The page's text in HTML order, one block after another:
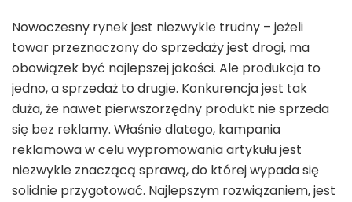
Nowoczesny rynek jest niezwykle trudny – jeżeli
towar przeznaczony do sprzedaży jest drogi, ma
obowiązek być najlepszej jakości. Ale produkcja to
jedno, a sprzedaż to drugie. Konkurencja jest tak
duża, że nawet pierwszorzędny produkt nie sprzeda
się bez reklamy. Właśnie dlatego, kampania
reklamowa w celu wypromowania artykułu jest
niezwykle znaczącą sprawą, do której wypada się
solidnie przygotować. Najlepszym rozwiązaniem, jest